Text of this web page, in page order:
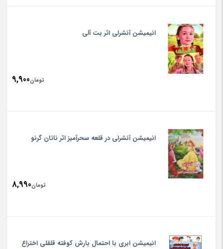
انیمیشن آنشرلی اثر بت آلی
تومان9,900
انیمیشن آنشرلی در قلعه سحرآمیز اثر ناتان گرنو
تومان8,990
انیمیشن ابری با احتمال بارش کوفته قلقلی اختراع